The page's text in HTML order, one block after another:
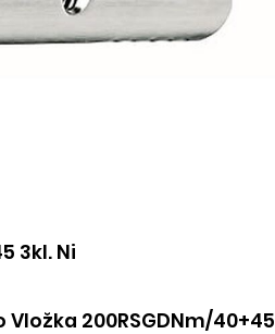
3kl. Ni
200RSGDNm/40+45